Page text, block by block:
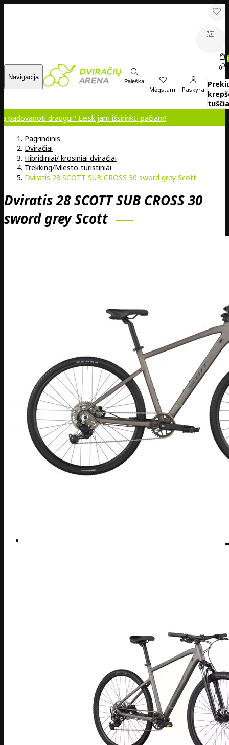
Navigacija
Paieška
Mėgstami Paskyra
000
draugui? Leisk jam išsirinkti pačiam!
Pagrindinis
Dviračiai
Hibridiniai/ krosiniai dviračiai
Trekking/Miesto-turistiniai
Dviratis 28 SCOTT SUB CROSS 30 sword grey Scott
Dviratis 28 SCOTT SUB CROSS 30
sword grey Scott